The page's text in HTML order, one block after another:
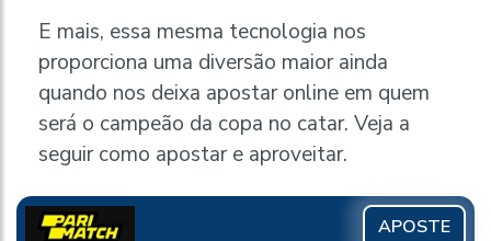
E mais, essa mesma tecnologia nos
proporciona uma diversão maior ainda
quando nos deixa apostar online em quem
será o campeão da copa no catar. Veja a
seguir como apostar e aproveitar.
APOSTE